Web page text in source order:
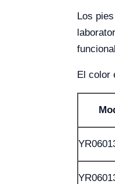
Los
El color